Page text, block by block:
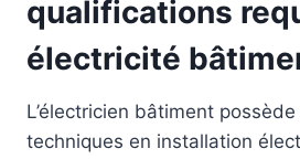
qualifications
électricité
L’électricien bâtiment
techniques en installation